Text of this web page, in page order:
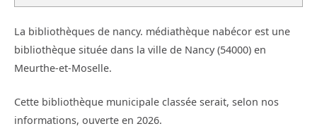
La bibliothèques de nancy. médiathèque nabécor est une
bibliothèque située dans la ville de Nancy (54000) en
Meurthe-et-Moselle.
Cette bibliothèque municipale classée serait, selon nos
informations, ouverte en 2026.